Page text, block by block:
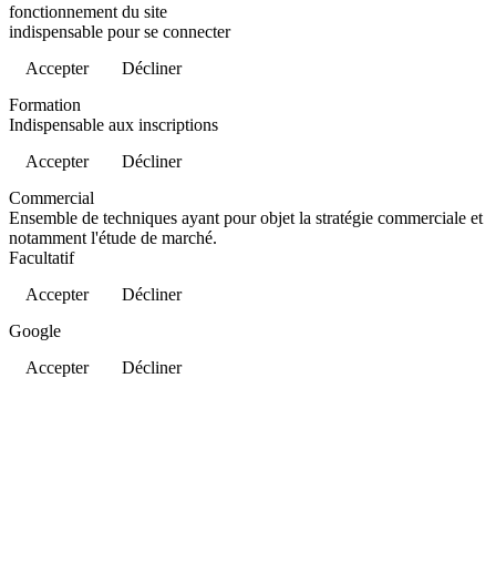
fonctionnement du site
indispensable pour se connecter
Accepter
Décliner
Formation
Indispensable aux inscriptions
Accepter
Décliner
Commercial
Ensemble de techniques ayant pour objet la stratégie commerciale et
notamment l'étude de marché.
Facultatif
Accepter
Décliner
Google
Accepter
Décliner